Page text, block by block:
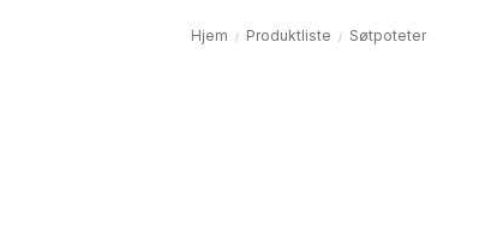
Hjem Produktliste Søtpoteter